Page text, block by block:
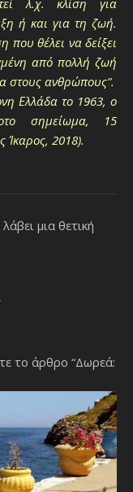
ή και για τη ζωή.
που θέλει να δείξει
από πολλή ζωή
στους ανθρώπους”.
Ελλάδα το 1963, ο
σημείωμα, 15
Ίκαρος, 2018).
μια θετική
το άρθρο “Δωρεά: